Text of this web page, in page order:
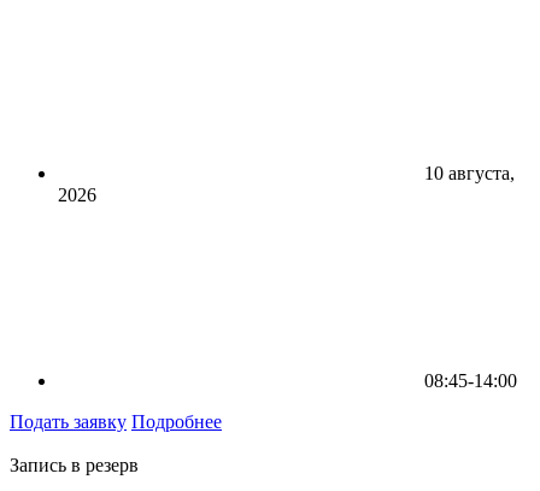
10 августа,
2026
08:45-14:00
Подать заявку Подробнее
Запись в резерв